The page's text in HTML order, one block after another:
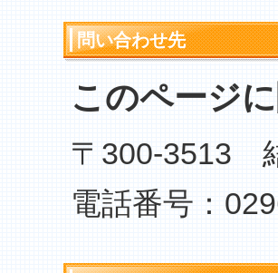
問い合わせ先
このページ
〒300-3513
電話番号：